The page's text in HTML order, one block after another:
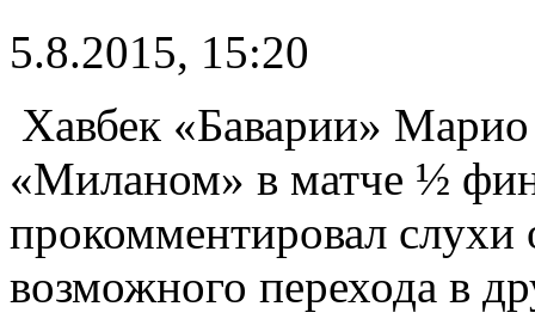
5.8.2015, 15:20
Хавбек «Баварии»
«Миланом» в матче ½
прокомментировал слухи
возможного перехода в